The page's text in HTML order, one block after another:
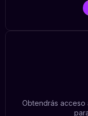
Obtendrás acceso